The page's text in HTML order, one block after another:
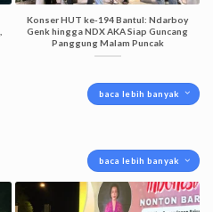
Konser HUT ke-194 Bantul: Ndarboy
Genk hingga NDX AKA Siap Guncang
Panggung Malam Puncak
baca lebih banyak
baca lebih banyak